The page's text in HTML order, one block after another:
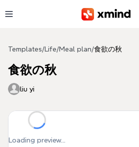
Templates/ Life/Meal plan/食欲の秋
食欲の秋
liu yi
Loading preview...